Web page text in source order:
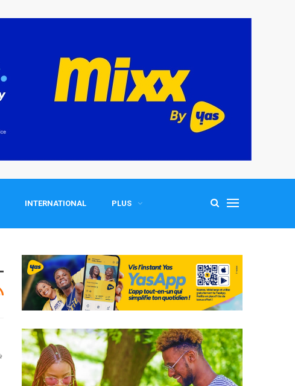
INTERNATIONAL PLUS